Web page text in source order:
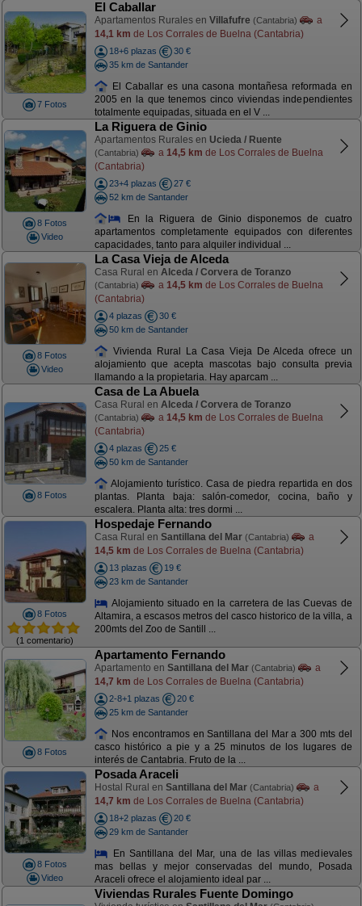
7 Fotos
El Caballar
Apartamentos Rurales en Villafufre (Cantabria)
a
14,1 km de Los Corrales de Buelna (Cantabria)
18+6 plazas
30 €
35 km de Santander
El Caballar es una casona montañesa reformada en
2005 en la que tenemos cinco viviendas independientes
totalmente equipadas, situada en el V ...
8 Fotos
Video
La Riguera de Ginio
Apartamentos Rurales en Ucieda / Ruente
(Cantabria) a 14,5 km de Los Corrales de Buelna
(Cantabria)
23+4 plazas
27 €
52 km de Santander
En la Riguera de Ginio disponemos de cuatro
apartamentos completamente equipados con diferentes
capacidades, tanto para alquiler individual ...
8 Fotos
Video
La Casa Vieja de Alceda
Casa Rural en Alceda / Corvera de Toranzo
(Cantabria) a 14,5 km de Los Corrales de Buelna
(Cantabria)
4 plazas
30 €
50 km de Santander
Vivienda Rural La Casa Vieja De Alceda ofrece un
alojamiento que acepta mascotas bajo consulta previa
llamando a la propietaria. Hay aparcam ...
8 Fotos
Casa de La Abuela
Casa Rural en Alceda / Corvera de Toranzo
(Cantabria) a 14,5 km de Los Corrales de Buelna
(Cantabria)
4 plazas
25 €
50 km de Santander
Alojamiento turístico. Casa de piedra repartida en dos
plantas. Planta baja: salón-comedor, cocina, baño y
escalera. Planta alta: tres dormi ...
8 Fotos
(1 comentario)
Hospedaje Fernando
Casa Rural en Santillana del Mar (Cantabria)
a
14,5 km de Los Corrales de Buelna (Cantabria)
13 plazas
19 €
23 km de Santander
Alojamiento situado en la carretera de las Cuevas de
Altamira, a escasos metros del casco historico de la villa, a
200mts del Zoo de Santill ...
8 Fotos
Apartamento Fernando
Apartamento en Santillana del Mar (Cantabria)
a
14,7 km de Los Corrales de Buelna (Cantabria)
2-8+1 plazas
20 €
25 km de Santander
Nos encontramos en Santillana del Mar a 300 mts del
casco histórico a pie y a 25 minutos de los lugares de
interés de Cantabria. Fruto de la ...
8 Fotos
Video
Posada Araceli
Hostal Rural en Santillana del Mar (Cantabria)
a
14,7 km de Los Corrales de Buelna (Cantabria)
18+2 plazas
20 €
29 km de Santander
En Santillana del Mar, una de las villas medievales
mas bellas y mejor conservadas del mundo, Posada
Araceli ofrece el alojamiento ideal par ...
Viviendas Rurales Fuente Domingo